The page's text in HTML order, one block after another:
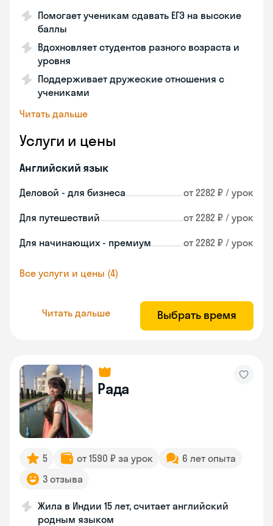
Помогает ученикам сдавать ЕГЭ на высокие
баллы
Вдохновляет студентов разного возраста и
уровня
Поддерживает дружеские отношения с
учениками
Читать дальше
Услуги и цены
Английский язык
Деловой - для бизнеса от 2282 ₽ / урок
Для путешествий от 2282 ₽ / урок
Для начинающих - премиум от 2282 ₽ / урок
Все услуги и цены (4)
Читать дальше Выбрать время
Рада
5 от 1590 ₽ за урок
6 лет опыта
3 отзыва
Жила в Индии 15 лет, считает английский
родным языком